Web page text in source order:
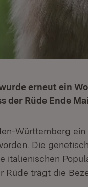
erneut ein
der Rüde Ende
Württemberg
Die
italienischen
Rüde trägt die